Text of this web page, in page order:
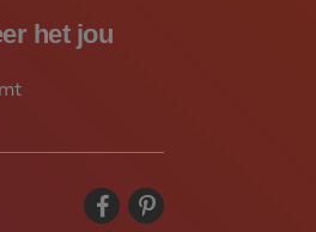
het jou
 